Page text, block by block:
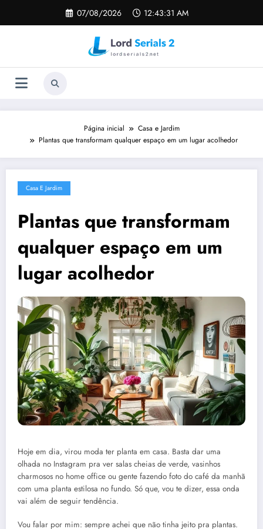
o
07/08/2026 12:43:31 AM
Página inicial
Casa e Jardim
Plantas que transformam qualquer espaço em um lugar acolhedor
Casa E Jardim
Plantas que transformam
qualquer espaço em um
lugar acolhedor
Hoje em dia, virou moda ter planta em casa. Basta dar uma
olhada no Instagram pra ver salas cheias de verde, vasinhos
charmosos no home office ou gente fazendo foto do café da manhã
com uma planta estilosa no fundo. Só que, vou te dizer, essa onda
vai além de seguir tendência.
Vou falar por mim: sempre achei que não tinha jeito pra plantas.